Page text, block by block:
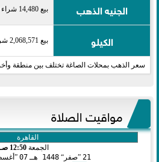
الجنيه الذهب بيع 14,480 شراء 14,800
الكيلو بيع 2,068,571 شراء 2,114,286
سعر الذهب بمحلات الصاغة تختلف بين منطقة
مواقيت الصلاة
الجمعة 12:50 صـ
21
صفر 1448 هـ 07